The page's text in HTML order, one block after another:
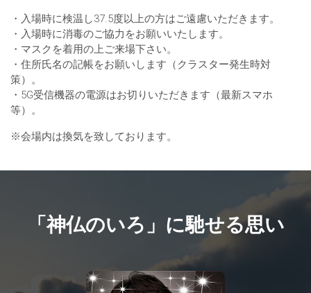
・入場時に検温し37.5度以上の方はご遠慮いただきます。
・入場時に消毒のご協力をお願いいたします。
・マスクを着用の上ご来場下さい。
・住所氏名の記帳をお願いします（クラスター発生時対
策）。
・5G受信機器の電源はお切りいただきます（最新スマホ
等）。
※会場内は換気を致しております。
「神仏のいろ」に馳せる思い